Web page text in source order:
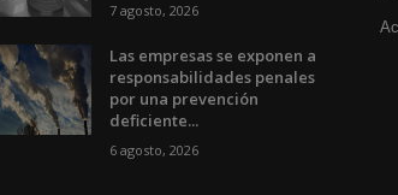
7 agosto, 2026
Las empresas se exponen a
responsabilidades penales
por una prevención
deficiente...
6 agosto, 2026